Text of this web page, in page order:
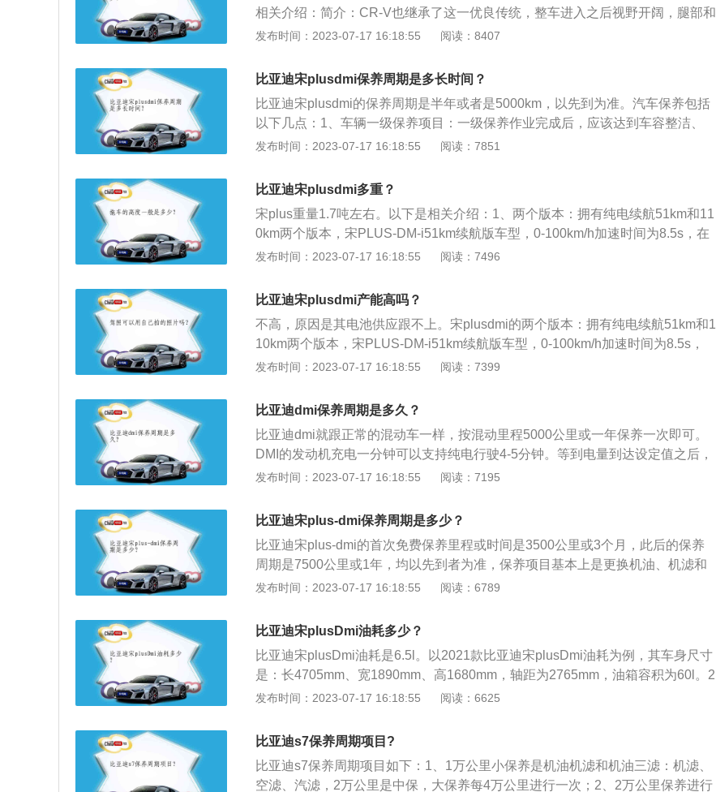
相关介绍：简介：CR-V也继承了这一优良传统，整车进入之后视野开阔，腿部和
头部空间都非常宽裕。优势：宋PLUSDM-i尺寸上先天就占优势，而且因为更
辆车都支持角度调整功能，但宋PLUSDM-i的调整幅度明显要更大，更舒适。
发布时间：2023-07-17 16:18:55 阅读：8407
比亚迪宋plusdmi保养周期是多长时间？
比亚迪宋plusdmi的保养周期是半年或者是5000km，以先到为准。汽车保养包括
以下几点：1、车辆一级保养项目：一级保养作业完成后，应该达到车容整洁、
连接牢固、三滤畅通、不漏油、不漏水、不漏气、不漏电。2、车辆一级保养润
油，车辆各部分油嘴配备齐全、有效。3、车辆一级保养检查紧固作业项目：检
查转向器，横拉杆，直拉杆，各转向臂连接紧固情况。
发布时间：2023-07-17 16:18:55 阅读：7851
比亚迪宋plusdmi多重？
宋plus重量1.7吨左右。以下是相关介绍：1、两个版本：拥有纯电续航51km和11
0km两个版本，宋PLUS-DM-i51km续航版车型，0-100km/h加速时间为8.5s，在
亏电状态下综合油耗可以低至4.4L/100km。而110km版本，最大纯电续航可达到
0km。2、配置方面：新车全系标配装备包括静音玻璃、胎压显示、360度全景影
像、12.8英寸可旋转中控屏、DiLink3.0系统、车载蓝牙、9扬声器音响、OTA远
程升级、后排座椅角度调节、外后视镜电动折叠、外后视镜电加热除霜、无钥匙
进入/启动、手机NFC钥匙、后排隐私玻璃等。
发布时间：2023-07-17 16:18:55 阅读：7496
比亚迪宋plusdmi产能高吗？
不高，原因是其电池供应跟不上。宋plusdmi的两个版本：拥有纯电续航51km和1
10km两个版本，宋PLUS-DM-i51km续航版车型，0-100km/h加速时间为8.5s，
在亏电状态下综合油耗可以低至4.4L/100km。而110km版本，最大纯电续航可达
100km。配置方面：新车全系标配装备包括静音玻璃、胎压显示、360度全景影
像、12.8英寸可旋转中控屏、DiLink3.0系统、车载蓝牙、9扬声器音响、OTA远
程升级、后排座椅角度调节、外后视镜电动折叠、外后视镜电加热除霜、无钥匙
进入/启动、手机NFC钥匙、后排隐私玻璃等。
发布时间：2023-07-17 16:18:55 阅读：7399
比亚迪dmi保养周期是多久？
比亚迪dmi就跟正常的混动车一样，按混动里程5000公里或一年保养一次即可。
DMI的发动机充电一分钟可以支持纯电行驶4-5分钟。等到电量到达设定值之后，
就手动切换到EV模式行驶。关于汽车保养的相关信息如下：1、简介：汽车保养
预防性工作，又称汽车维护。2、保养范围：现代的汽车保养主要包含了对发动
机系统（引擎）、变速箱系统、空调系统、冷却系统、燃油系统、动力转向系统
等的保养范围。
发布时间：2023-07-17 16:18:55 阅读：7195
比亚迪宋plus-dmi保养周期是多少？
比亚迪宋plus-dmi的首次免费保养里程或时间是3500公里或3个月，此后的保养
周期是7500公里或1年，均以先到者为准，保养项目基本上是更换机油、机滤和
空气滤芯等。以下关于汽车保养介绍：1、汽车保养是指定期对汽车相关部分进
护。2、现代汽车保养主要包含对发动机系统（引擎）、变速箱系统、空调系
统、冷却系统、燃油系统、动力转向系统等的保养范围。3、汽车保养的目的是
保持车容整洁、保持技术状况正常、消除隐患来预防故障发生、减缓劣化过程、
延长使用周期。
发布时间：2023-07-17 16:18:55 阅读：6789
比亚迪宋plusDmi油耗多少？
比亚迪宋plusDmi油耗是6.5l。以2021款比亚迪宋plusDmi油耗为例，其车身尺寸
是：长4705mm、宽1890mm、高1680mm，轴距为2765mm，油箱容积为60l。2
021款比亚迪宋plusDmi油耗前悬架是麦弗逊式独立悬架，后悬架是多连杆式独立
大扭矩是135nm，与其匹配的是电子无级变速箱。
发布时间：2023-07-17 16:18:55 阅读：6625
比亚迪s7保养周期项目?
比亚迪s7保养周期项目如下：1、1万公里小保养是机油机滤和机油三滤：机滤、
空滤、汽滤，2万公里是中保，大保养每4万公里进行一次；2、2万公里保养进行